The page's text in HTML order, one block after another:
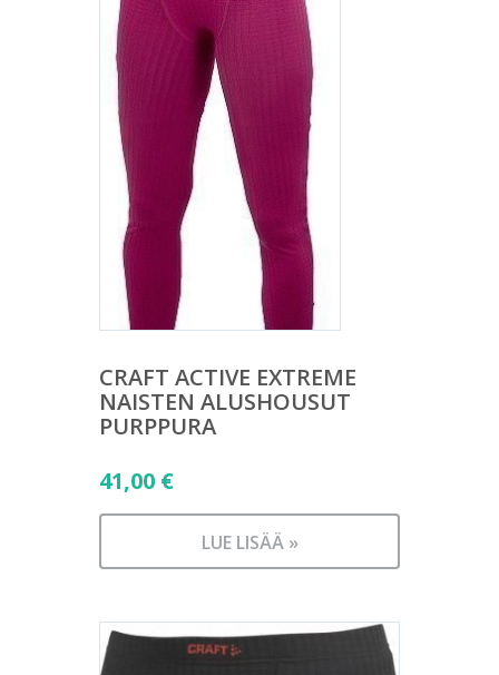
CRAFT ACTIVE EXTREME
NAISTEN ALUSHOUSUT
PURPPURA
41,00 €
LUE LISÄÄ »